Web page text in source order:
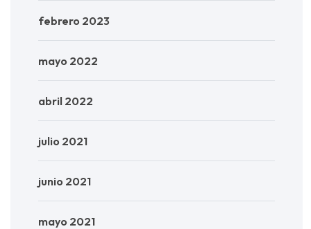
febrero 2023
mayo 2022
abril 2022
julio 2021
junio 2021
mayo 2021